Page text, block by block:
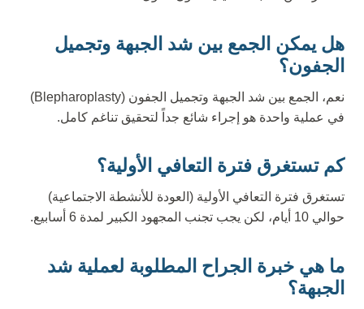
هل يمكن الجمع بين شد الجبهة وتجميل
الجفون؟
نعم، الجمع بين شد الجبهة وتجميل الجفون (Blepharoplasty)
في عملية واحدة هو إجراء شائع جداً لتحقيق تناغم كامل.
كم تستغرق فترة التعافي الأولية؟
تستغرق فترة التعافي الأولية (العودة للأنشطة الاجتماعية)
حوالي 10 أيام، لكن يجب تجنب المجهود الكبير لمدة 6 أسابيع.
ما هي خبرة الجراح المطلوبة لعملية شد
الجبهة؟